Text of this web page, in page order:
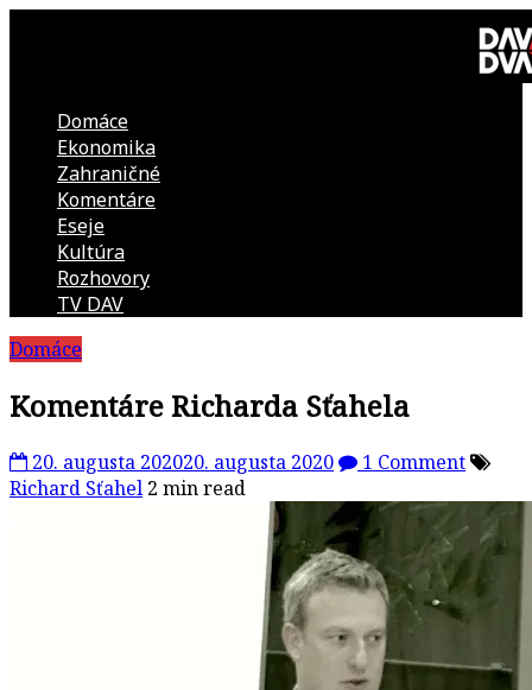
DAV
DVA
kultúrno-
politická
revue
Domáce
Ekonomika
Zahraničné
Komentáre
Eseje
Kultúra
Rozhovory
TV DAV
Domáce
Komentáre Richarda Sťahela
20. augusta 202020. augusta 2020
1 Comment
Richard Sťahel 2 min read